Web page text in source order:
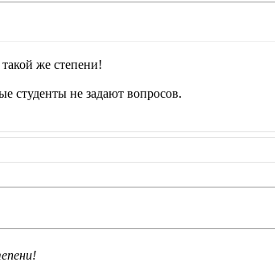
же степени!
студенты не задают вопросов.